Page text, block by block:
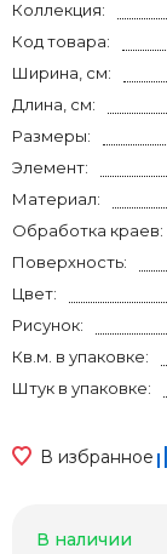
Коллекция:
Код товара:
Ширина, см:
Длина, см:
Размеры:
Элемент:
Материал:
Обработка краев:
Поверхность:
Цвет:
Рисунок:
Кв.м. в упаковке:
Штук в упаковке:
В избранное
В наличии